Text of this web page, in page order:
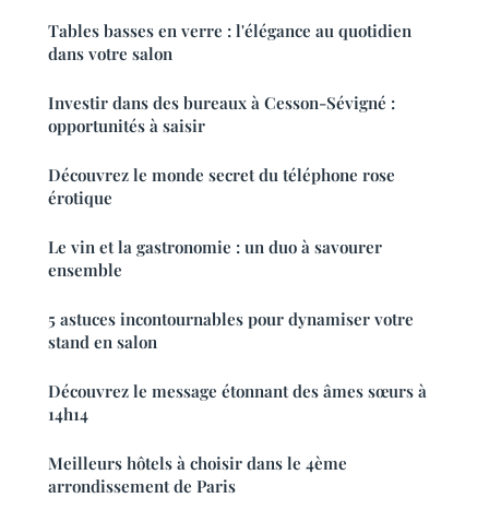
Tables basses en verre : l'élégance au quotidien
dans votre salon
Investir dans des bureaux à Cesson-Sévigné :
opportunités à saisir
Découvrez le monde secret du téléphone rose
érotique
Le vin et la gastronomie : un duo à savourer
ensemble
5 astuces incontournables pour dynamiser votre
stand en salon
Découvrez le message étonnant des âmes sœurs à
14h14
Meilleurs hôtels à choisir dans le 4ème
arrondissement de Paris